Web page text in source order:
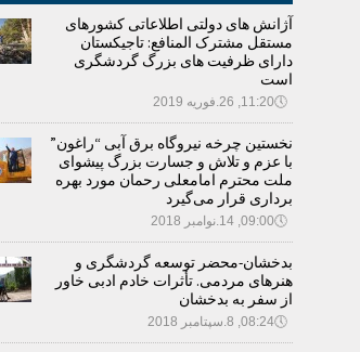
آژانش های دولتی اطلاعاتی کشورهای
مستقل مشترک المنافع: تاجیکستان
دارای ظرفیت های بزرگ گردشگری
است
🕔11:20, 26.فوریه 2019
نخستین چرخه نیروگاه برق آبی “راغون”
با عزم و تلاش و جسارت بزرگ پیشوای
ملت محترم امامعلی رحمان مورد بهره
برداری قرار می‌گیرد
🕔09:00, 14.نوامبر 2018
بدخشان-محضر توسعه گردشگری و
هنرهای مردمی. تأثرات خادم ادبی خاور
از سفر به بدخشان
🕔08:24, 8.سپتامبر 2018